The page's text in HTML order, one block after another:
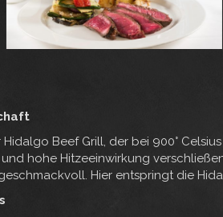
Beef Grill, der bei 900°
hohe Hitzeeinwirkung
Hier entspringt die